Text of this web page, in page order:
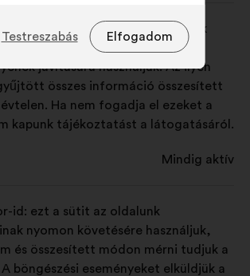
ezeket a sütiket az oldalunk
elemzésére és a
javítására használjuk. Az ilyen
összes információ összesített
Ha nem fogadja el ezeket a
kapunk tájékoztatást a látogatásáról.
Mindig aktív
id: ezt a sütit az oldalunk
nyomon követésére használjuk,
és összesített módon mérni tudjuk a
böngészési eseményeket elküldjük a
szükséges sütik.
biztosított élményt javító
az állampolgári
hálózati:a közösségi
való hatásunk
szükséges sütik
Elfogadom
Testreszabás